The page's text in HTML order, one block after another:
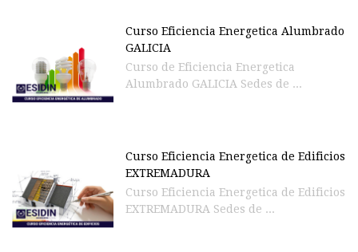
Curso Eficiencia Energetica Alumbrado
GALICIA
Curso de Eficiencia Energetica
Alumbrado GALICIA Sedes de ...
Curso Eficiencia Energetica de Edificios
EXTREMADURA
Curso Eficiencia Energetica de Edificios
EXTREMADURA Sedes de ...